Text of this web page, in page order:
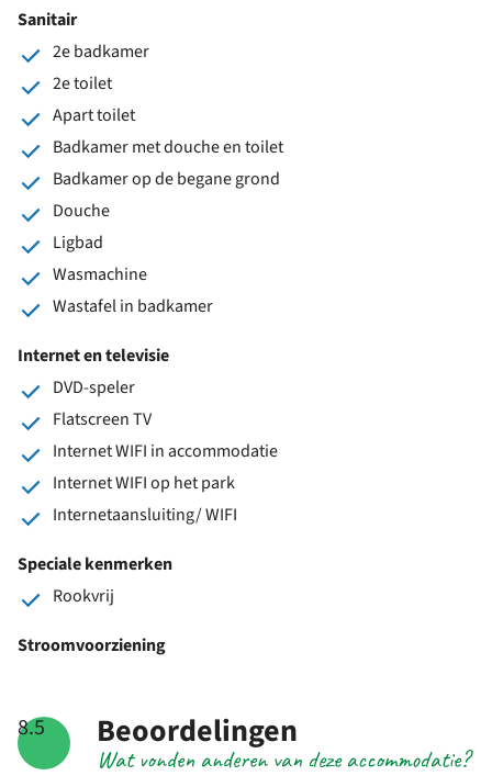
Sanitair
2e badkamer
2e toilet
Apart toilet
Badkamer met douche en toilet
Badkamer op de begane grond
Douche
Ligbad
Wasmachine
Wastafel in badkamer
Internet en televisie
DVD-speler
Flatscreen TV
Internet WIFI in accommodatie
Internet WIFI op het park
Internetaansluiting/ WIFI
Speciale kenmerken
Rookvrij
Stroomvoorziening
8.5
Wat vonden anderen van deze accommodatie?
Beoordelingen